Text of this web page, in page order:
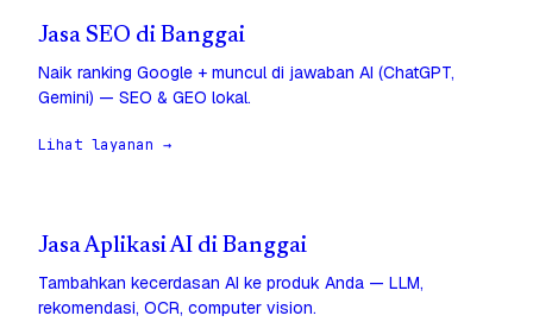
Jasa SEO di Banggai
Naik ranking Google + muncul di jawaban AI (ChatGPT,
Gemini) — SEO & GEO lokal.
Lihat layanan →
Jasa Aplikasi AI di Banggai
Tambahkan kecerdasan AI ke produk Anda — LLM,
rekomendasi, OCR, computer vision.